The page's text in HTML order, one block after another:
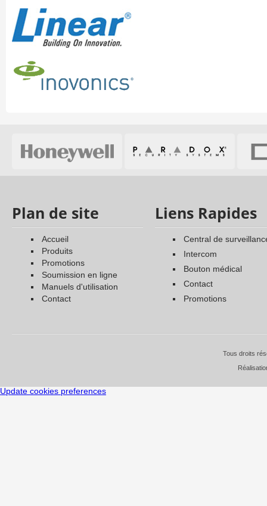
Plan de site
accueil
produits
promotions
soumission en ligne
manuels d'utilisation
contact
Liens Rapides
central de
intercom
bouton médical
contact
promotions
Tous droits
Update cookies preferences